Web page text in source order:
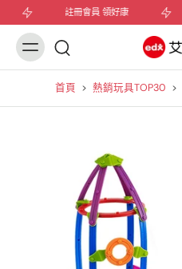
註冊會員 領好康
首頁 > 熱銷玩具TOP30 >